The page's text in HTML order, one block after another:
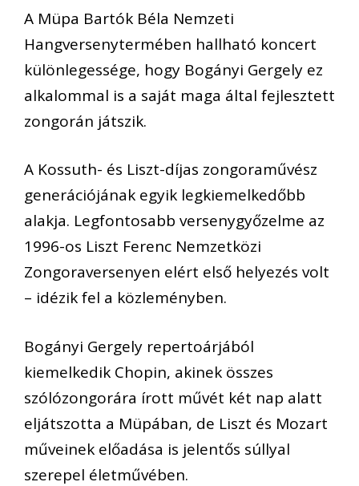
A Müpa Bartók Béla Nemzeti
Hangversenytermében hallható koncert
különlegessége, hogy Bogányi Gergely ez
alkalommal is a saját maga által fejlesztett
zongorán játszik.
A Kossuth- és Liszt-díjas zongoraművész
generációjának egyik legkiemelkedőbb
alakja. Legfontosabb versenygyőzelme az
1996-os Liszt Ferenc Nemzetközi
Zongoraversenyen elért első helyezés volt
– idézik fel a közleményben.
Bogányi Gergely repertoárjából
kiemelkedik Chopin, akinek összes
szólózongorára írott művét két nap alatt
eljátszotta a Müpában, de Liszt és Mozart
műveinek előadása is jelentős súllyal
szerepel életművében.